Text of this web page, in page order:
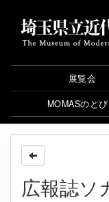
展覧会
MOMASのと
広報誌ソ